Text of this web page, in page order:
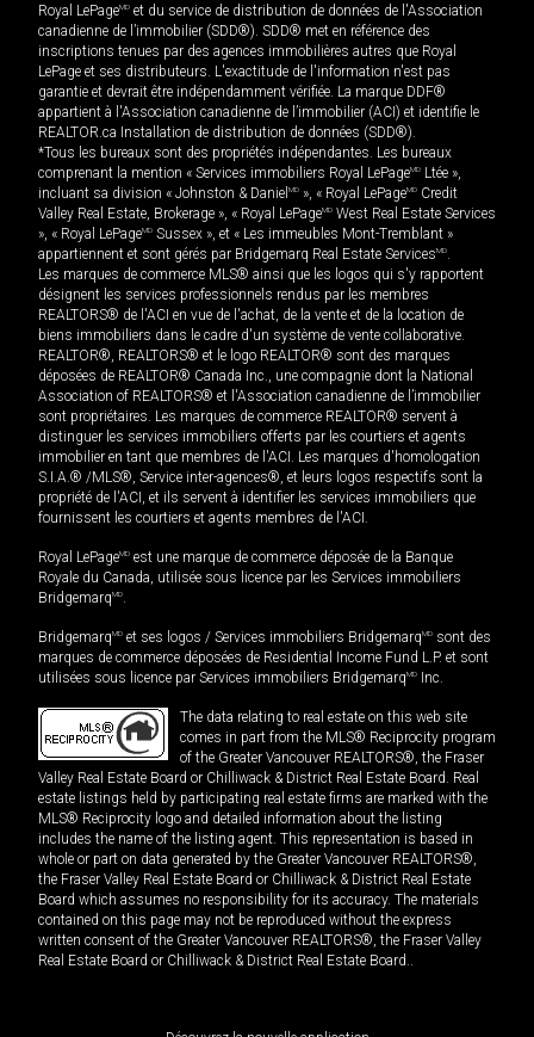
Royal LePageMD et du service de distribution de données de l'Association
canadienne de l’immobilier (SDD®). SDD® met en référence des
inscriptions tenues par des agences immobilières autres que Royal
LePage et ses distributeurs. L'exactitude de l'information n'est pas
garantie et devrait être indépendamment vérifiée. La marque DDF®
appartient à l'Association canadienne de l’immobilier (ACI) et identifie le
REALTOR.ca Installation de distribution de données (SDD®).
*Tous les bureaux sont des propriétés indépendantes. Les bureaux
comprenant la mention « Services immobiliers Royal LePageMD Ltée »,
incluant sa division « Johnston & Daniel MD », « Royal LePageMD Credit
Valley Real Estate, Brokerage », « Royal LePageMD West Real Estate Services
», « Royal LePageMD Sussex », et « Les immeubles Mont-Tremblant »
appartiennent et sont gérés par Bridgemarq Real Estate ServicesMD
Les marques de commerce MLS® ainsi que les logos qui s'y rapportent
désignent les services professionnels rendus par les membres
REALTORS® de l'ACI en vue de l'achat, de la vente et de la location de
biens immobiliers dans le cadre d'un système de vente collaborative.
REALTOR®, REALTORS® et le logo REALTOR® sont des marques
déposées de REALTOR® Canada Inc., une compagnie dont la National
Association of REALTORS® et l'Association canadienne de l’immobilier
sont propriétaires. Les marques de commerce REALTOR® servent à
distinguer les services immobiliers offerts par les courtiers et agents
immobilier en tant que membres de l'ACI. Les marques d'homologation
S.I.A.® /MLS®, Service inter-agences®, et leurs logos respectifs sont la
propriété de l'ACI, et ils servent à identifier les services immobiliers que
fournissent les courtiers et agents membres de l'ACI.
Royal LePageMD est une marque de commerce déposée de la Banque
Royale du Canada, utilisée sous licence par les Services immobiliers
BridgemarqMD
BridgemarqMD et ses logos / Services immobiliers BridgemarqMD sont des
marques de commerce déposées de Residential Income Fund L.P. et sont
utilisées sous licence par Services immobiliers BridgemarqMD Inc.
The data relating to real estate on this web site
comes in part from the MLS® Reciprocity program
of the Greater Vancouver REALTORS®, the Fraser
Valley Real Estate Board or Chilliwack & District Real Estate Board. Real
estate listings held by participating real estate firms are marked with the
MLS® Reciprocity logo and detailed information about the listing
includes the name of the listing agent. This representation is based in
whole or part on data generated by the Greater Vancouver REALTORS®,
the Fraser Valley Real Estate Board or Chilliwack & District Real Estate
Board which assumes no responsibility for its accuracy. The materials
contained on this page may not be reproduced without the express
written consent of the Greater Vancouver REALTORS®, the Fraser Valley
Real Estate Board or Chilliwack & District Real Estate Board..